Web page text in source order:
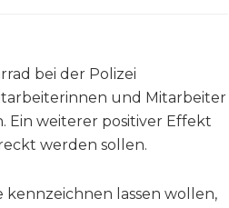
bei der Polizei
und Mitarbeiter
Ein weiterer positiver Effekt
werden sollen.
lassen wollen,